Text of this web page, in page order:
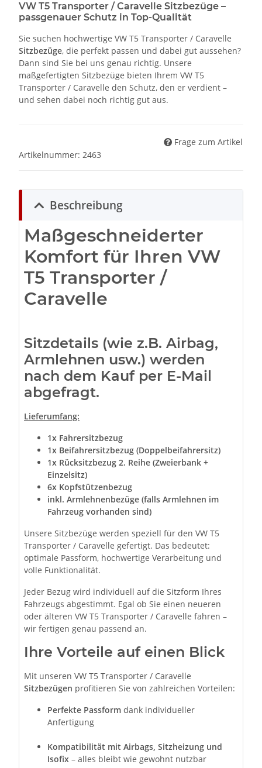
VW T5 Transporter / Caravelle Sitzbezüge –
passgenauer Schutz in Top-Qualität
Sie suchen hochwertige VW T5 Transporter / Caravelle
Sitzbezüge, die perfekt passen und dabei gut aussehen?
Dann sind Sie bei uns genau richtig. Unsere
maßgefertigten Sitzbezüge bieten Ihrem VW T5
Transporter / Caravelle den Schutz, den er verdient –
und sehen dabei noch richtig gut aus.
Frage zum Artikel
Artikelnummer: 2463
Beschreibung
Maßgeschneiderter
Komfort für Ihren VW
T5 Transporter /
Caravelle
Sitzdetails (wie z.B. Airbag,
Armlehnen usw.) werden
nach dem Kauf per E-Mail
abgefragt.
Lieferumfang:
1x Fahrersitzbezug
1x Beifahrersitzbezug (Doppelbeifahrersitz)
1x Rücksitzbezug 2. Reihe (Zweierbank +
Einzelsitz)
6x Kopfstützenbezug
inkl. Armlehnenbezüge (falls Armlehnen im
Fahrzeug vorhanden sind)
Unsere Sitzbezüge werden speziell für den VW T5
Transporter / Caravelle gefertigt. Das bedeutet:
optimale Passform, hochwertige Verarbeitung und
volle Funktionalität.
Jeder Bezug wird individuell auf die Sitzform Ihres
Fahrzeugs abgestimmt. Egal ob Sie einen neueren
oder älteren VW T5 Transporter / Caravelle fahren –
wir fertigen genau passend an.
Ihre Vorteile auf einen Blick
Mit unseren VW T5 Transporter / Caravelle
Sitzbezügen profitieren Sie von zahlreichen Vorteilen:
Perfekte Passform dank individueller
Anfertigung
Kompatibilität mit Airbags, Sitzheizung und
Isofix – alles bleibt wie gewohnt nutzbar